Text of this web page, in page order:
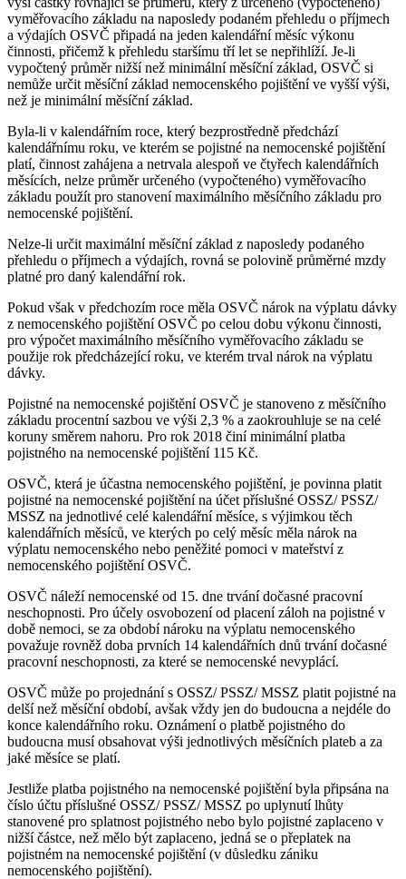
vyměřovacího základu na naposledy podaném přehledu o příjmech
a výdajích OSVČ připadá na jeden kalendářní měsíc výkonu
činnosti, přičemž k přehledu staršímu tří let se nepřihlíží. Je-li
vypočtený průměr nižší než minimální měsíční základ, OSVČ si
nemůže určit měsíční základ nemocenského pojištění ve vyšší výši,
než je minimální měsíční základ.
Byla-li v kalendářním roce, který bezprostředně předchází
kalendářnímu roku, ve kterém se pojistné na nemocenské pojištění
platí, činnost zahájena a netrvala alespoň ve čtyřech kalendářních
měsících, nelze průměr určeného (vypočteného) vyměřovacího
základu použít pro stanovení maximálního měsíčního základu pro
nemocenské pojištění.
Nelze-li určit maximální měsíční základ z naposledy podaného
přehledu o příjmech a výdajích, rovná se polovině průměrné mzdy
platné pro daný kalendářní rok.
Pokud však v předchozím roce měla OSVČ nárok na výplatu dávky
z nemocenského pojištění OSVČ po celou dobu výkonu činnosti,
pro výpočet maximálního měsíčního vyměřovacího základu se
použije rok předcházející roku, ve kterém trval nárok na výplatu
dávky.
Pojistné na nemocenské pojištění OSVČ je stanoveno z měsíčního
základu procentní sazbou ve výši 2,3 % a zaokrouhluje se na celé
koruny směrem nahoru. Pro rok 2018 činí minimální platba
pojistného na nemocenské pojištění 115 Kč.
OSVČ, která je účastna nemocenského pojištění, je povinna platit
pojistné na nemocenské pojištění na účet příslušné OSSZ/ PSSZ/
MSSZ na jednotlivé celé kalendářní měsíce, s výjimkou těch
kalendářních měsíců, ve kterých po celý měsíc měla nárok na
výplatu nemocenského nebo peněžité pomoci v mateřství z
nemocenského pojištění OSVČ.
OSVČ náleží nemocenské od 15. dne trvání dočasné pracovní
neschopnosti. Pro účely osvobození od placení záloh na pojistné v
době nemoci, se za období nároku na výplatu nemocenského
považuje rovněž doba prvních 14 kalendářních dnů trvání dočasné
pracovní neschopnosti, za které se nemocenské nevyplácí.
OSVČ může po projednání s OSSZ/ PSSZ/ MSSZ platit pojistné na
delší než měsíční období, avšak vždy jen do budoucna a nejdéle do
konce kalendářního roku. Oznámení o platbě pojistného do
budoucna musí obsahovat výši jednotlivých měsíčních plateb a za
jaké měsíce se platí.
Jestliže platba pojistného na nemocenské pojištění byla připsána na
číslo účtu příslušné OSSZ/ PSSZ/ MSSZ po uplynutí lhůty
stanovené pro splatnost pojistného nebo bylo pojistné zaplaceno v
nižší částce, než mělo být zaplaceno, jedná se o přeplatek na
pojistném na nemocenské pojištění (v důsledku zániku
nemocenského pojištění).